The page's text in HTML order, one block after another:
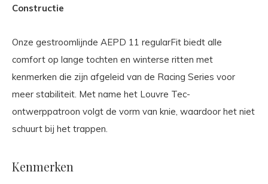
Constructie
Onze gestroomlijnde AEPD 11 regularFit biedt alle
comfort op lange tochten en winterse ritten met
kenmerken die zijn afgeleid van de Racing Series voor
meer stabiliteit. Met name het Louvre Tec-
ontwerppatroon volgt de vorm van knie, waardoor het niet
schuurt bij het trappen.
Kenmerken